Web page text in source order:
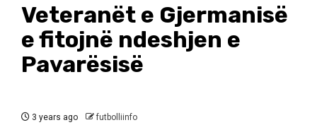
Veteranët e Gjermanisë
e fitojnë ndeshjen e
Pavarësisë
3 years ago futbolliinfo